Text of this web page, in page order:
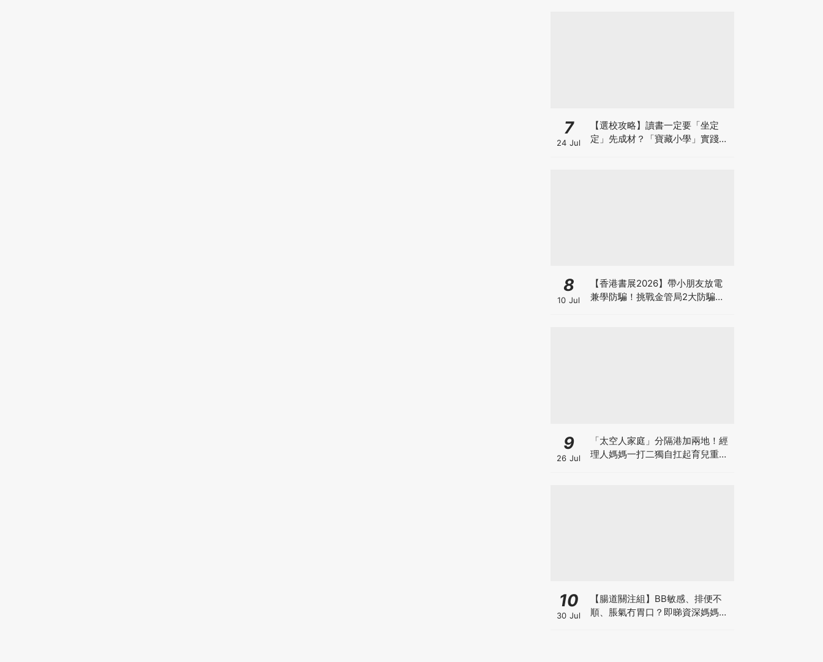
7
24 Jul
【選校攻略】讀書一定要「坐定
定」先成材？「寶藏小學」實踐動
8
10 Jul
【香港書展2026】帶小朋友放電
兼學防騙！挑戰金管局2大防騙遊
9
26 Jul
「太空人家庭」分隔港加兩地！經
理人媽媽一打二獨自扛起育兒重
10
30 Jul
【腸道關注組】BB敏感、排便不
順、脹氣冇胃口？即睇資深媽媽分